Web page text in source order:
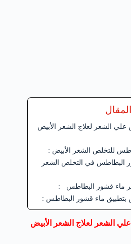
الشعر لعلاج الشعر الأبيض
للتخلص الشعر الأبيض :
البطاطس في التخلص الشعر
ماء قشور البطاطس :
بتطبيق ماء قشور البطاطس :
الشعر لعلاج الشعر الأبيض